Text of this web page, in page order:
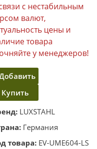
с нестабильным
валют,
цены и
товара
у менеджеров!
в
корзину
Купить
в один
клик
LUXSTAHL
Германия
товара: EV-UME604-LS